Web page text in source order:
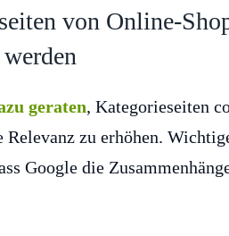
von Online-
geraten, Kategorieseiten
zu erhöhen.
Google die